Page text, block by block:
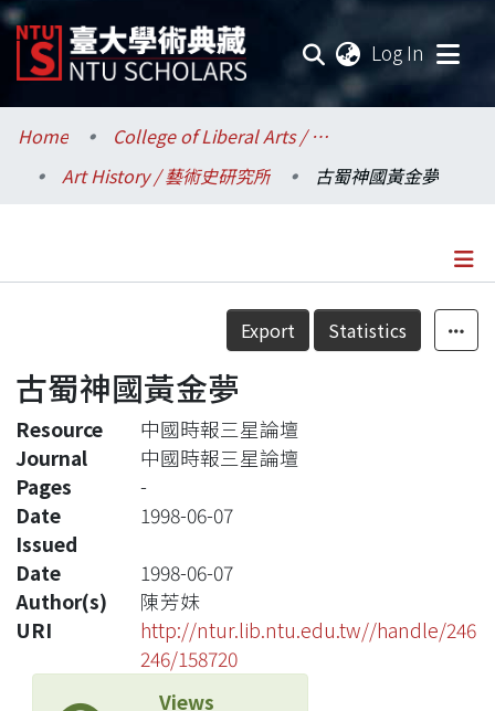
Log In
Communities & Collections
Research Outputs
Statistics
Home
College of Liberal Arts / 文學院
Art History / 藝術史研究所
古蜀神國黃金夢
Details
Export Statistics
古蜀神國黃金夢
Resource
中國時報三星論壇
Journal
中國時報三星論壇
Pages
-
Date
Issued
1998-06-07
Date
1998-06-07
Author(s)
陳芳妹
URI
http://ntur.lib.ntu.edu.tw//handle/246
246/158720
Views